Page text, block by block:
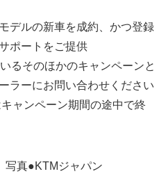
デルの新車を成約、かつ登録
ポートをご提供
るそのほかのキャンペーンと
ラーにお問い合わせください
ャンペーン期間の途中で終
真●KTMジャパン